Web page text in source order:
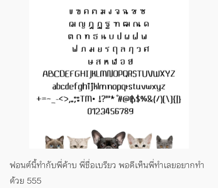
ฟอนต์นี้ทำกับพี่ค้าบ พี่ชื่อเบรียว พอดีเห็นพี่ทำเลยอยากทำ
ด้วย 555